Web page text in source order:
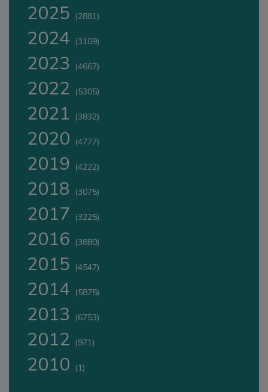
2025 (2881)
2024 (3109)
2023 (4667)
2022 (5305)
2021 (3832)
2020 (4777)
2019 (4222)
2018 (3075)
2017 (3225)
2016 (3880)
2015 (4547)
2014 (5875)
2013 (6753)
2012 (971)
2010 (1)